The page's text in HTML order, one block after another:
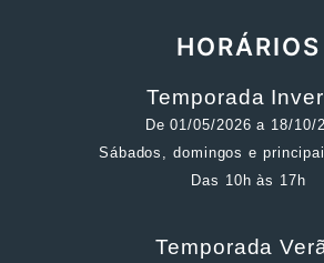
HORÁRIOS
Temporada
De 01/05/2026 a 18/10/
Sábados, domingos e
Das 10h às 17h
Temporada